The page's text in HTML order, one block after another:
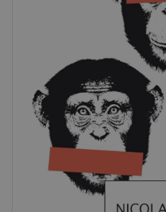
Accrediti Stampa
Cartella Stampa
Rassegna Stampa
Partecipa
Diventa Partner
Dona